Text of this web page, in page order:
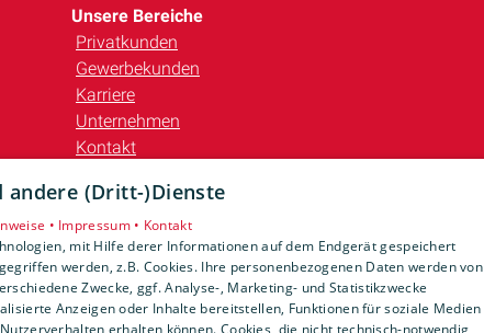
Unsere Bereiche
Privatkunden
Gewerbekunden
Karriere
Unternehmen
Kontakt
andere (Dritt-)Dienste
• Impressum • Kontakt
mit Hilfe derer Informationen auf dem Endgerät gespeichert
werden, z.B. Cookies. Ihre personenbezogenen Daten werden von
Zwecke, ggf. Analyse-, Marketing- und Statistikzwecke
Anzeigen oder Inhalte bereitstellen, Funktionen für soziale Medien
erhalten können. Cookies, die nicht technisch-notwendig